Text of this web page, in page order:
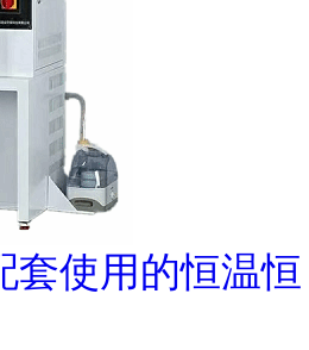
套使用的恒温恒